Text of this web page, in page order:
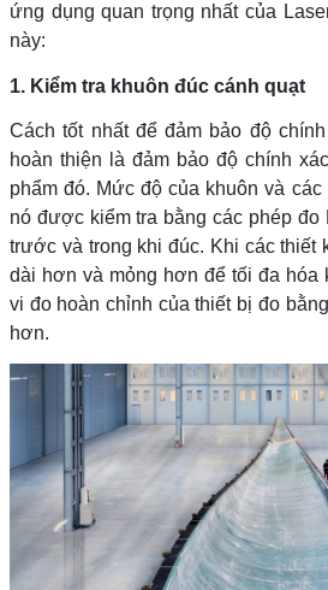
ứng dụng quan trọng nhất của
này:
1. Kiểm tra khuôn đúc cánh quạt
Cách tốt nhất để đảm bảo độ
hoàn thiện là đảm bảo độ chính
phẩm đó. Mức độ của khuôn và
nó được kiểm tra bằng các phép đo
trước và trong khi đúc. Khi các thiết
dài hơn và mỏng hơn để tối đa hóa
vi đo hoàn chỉnh của thiết bị đo
hơn.